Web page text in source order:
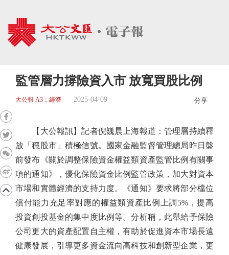
監管層力撐險資入市 放寬買股比例
大公報 A3：經濟 2025-04-09 分享
【大公報訊】記者倪巍晨上海報道：管理層持續釋
放「穩股市」積極信號。國家金融監督管理總局昨日盤
前發布《關於調整保險資金權益類資產監管比例有關事
項的通知》，優化保險資金比例監管政策，加大對資本
市場和實體經濟的支持力度。《通知》要求將部分檔位
償付能力充足率對應的權益類資產比例上調5%，提高
投資創投基金的集中度比例等。分析稱，此舉給予保險
公司更大的資產配置自主權，有助於促進資本市場長遠
健康發展，引導更多資金流向高科技和創新型企業，更